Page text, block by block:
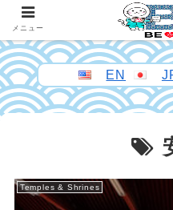
EN
Temples & Shrines
メニュー